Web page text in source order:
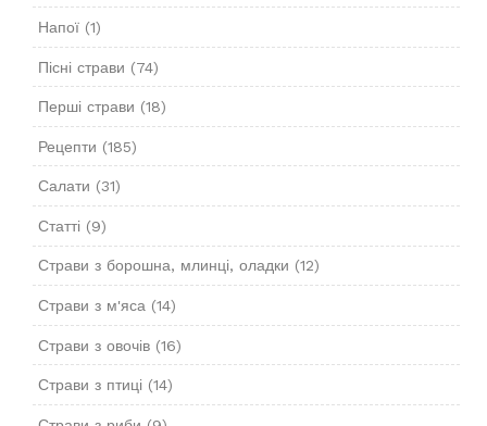
Напої(1)
Пісні страви (74)
Перші страви (18)
Рецепти (185)
Салати (31)
Статті (9)
Страви з борошна, млинці, оладки (12)
Страви з м'яса (14)
Страви з овочів(16)
Страви з птиці (14)